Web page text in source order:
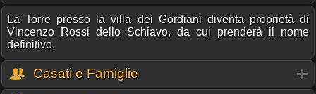
La Torre presso la villa dei Gordiani diventa proprietà di
Vincenzo Rossi dello Schiavo, da cui prenderà il nome
definitivo.
Casati e Famiglie